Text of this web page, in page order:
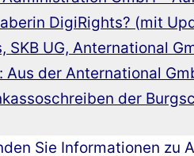
DigiRights? (mit
SKB UG, Anternational
Aus der Anternational
der
Sie Informationen zu